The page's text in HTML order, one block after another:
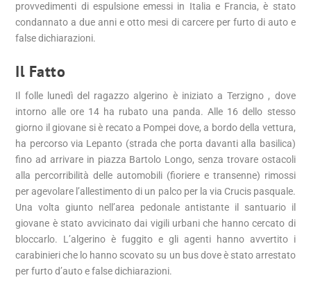
provvedimenti di espulsione emessi in Italia e Francia, è stato
condannato a due anni e otto mesi di carcere per furto di auto e
false dichiarazioni.
Il Fatto
Il folle lunedì del ragazzo algerino è iniziato a Terzigno , dove
intorno alle ore 14 ha rubato una panda. Alle 16 dello stesso
giorno il giovane si è recato a Pompei dove, a bordo della vettura,
ha percorso via Lepanto (strada che porta davanti alla basilica)
fino ad arrivare in piazza Bartolo Longo, senza trovare ostacoli
alla percorribilità delle automobili (fioriere e transenne) rimossi
per agevolare l’allestimento di un palco per la via Crucis pasquale.
Una volta giunto nell’area pedonale antistante il santuario il
giovane è stato avvicinato dai vigili urbani che hanno cercato di
bloccarlo. L’algerino è fuggito e gli agenti hanno avvertito i
carabinieri che lo hanno scovato su un bus dove è stato arrestato
per furto d’auto e false dichiarazioni.